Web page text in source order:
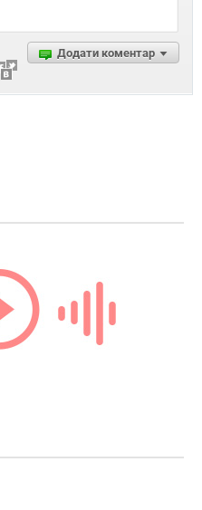
Додати коментар